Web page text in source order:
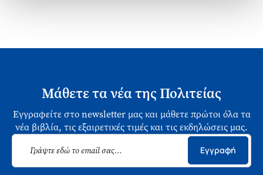
Μάθετε τα νέα της Πολιτείας
Εγγραφείτε στο newsletter μας και μάθετε πρώτοι όλα τα
νέα βιβλία, τις εξαιρετικές τιμές και τις εκδηλώσεις μας.
Εγγραφή